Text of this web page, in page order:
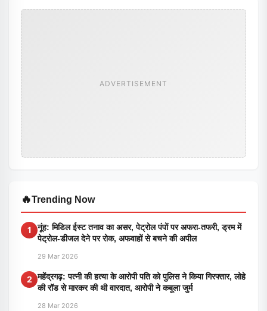
ADVERTISEMENT
🔥Trending Now
1
नूंह: मिडिल ईस्ट तनाव का असर, पेट्रोल पंपों पर अफरा-तफरी, ड्रम में
पेट्रोल-डीजल देने पर रोक, अफवाहों से बचने की अपील
29 Mar 2026
2
महेंद्रगढ़: पत्नी की हत्या के आरोपी पति को पुलिस ने किया गिरफ्तार, लोहे
की रॉड से मारकर की थी वारदात, आरोपी ने कबूला जुर्म
28 Mar 2026